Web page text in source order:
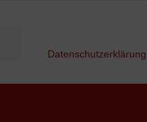
Datenschutzerklärung